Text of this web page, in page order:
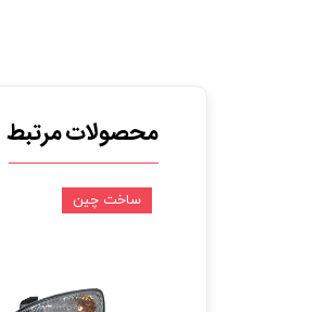
محصولات مرتبط
ساخت چین